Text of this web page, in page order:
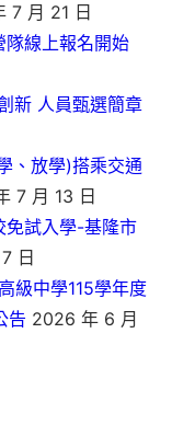
7 月 21 日
隊線上報名開始
新 人員甄選簡章
、放學)搭乘交通
7 月 13 日
免試入學-基隆市
日
級中學115學年度
告 2026 年 6 月